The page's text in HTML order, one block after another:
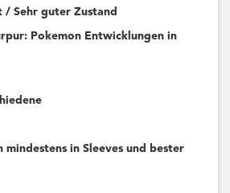
/ Sehr guter Zustand
Pokemon Entwicklungen in
in Sleeves und bester